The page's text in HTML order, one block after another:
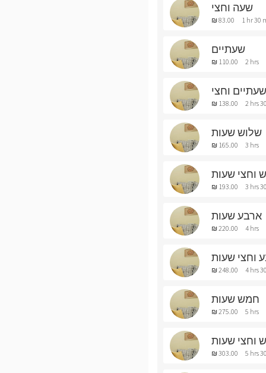
שעה וחצי
₪ 83.00 1 hr 30
שעתיים
₪ 110.00 2 hrs
שעתיים וחצי
₪ 138.00 2 hrs
שלוש שעות
₪ 165.00 3 hrs
וחצי שעות
₪ 193.00 3 hrs
ארבע שעות
₪ 220.00 4 hrs
וחצי שעות
₪ 248.00 4 hrs
חמש שעות
₪ 275.00 5 hrs
וחצי שעות
₪ 303.00 5 hrs